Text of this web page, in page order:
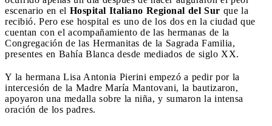
escenario en el Hospital Italiano Regional del Sur que la
recibió. Pero ese hospital es uno de los dos en la ciudad que
cuentan con el acompañamiento de las hermanas de la
Congregación de las Hermanitas de la Sagrada Familia,
presentes en Bahía Blanca desde mediados de siglo XX.
Y la hermana Lisa Antonia Pierini empezó a pedir por la
intercesión de la Madre María Mantovani, la bautizaron,
apoyaron una medalla sobre la niña, y sumaron la intensa
oración de los padres.